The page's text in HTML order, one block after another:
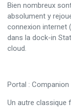
Bien nombreux
absolument y
connexion internet
dans la dock-in
cloud.
Portal :
Un autre classique